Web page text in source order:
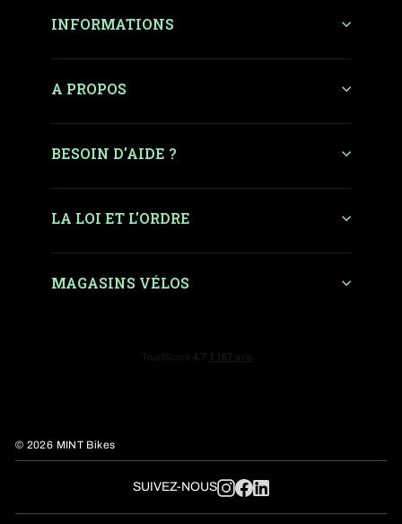
INFORMATIONS
A PROPOS
BESOIN D'AIDE ?
LA LOI ET L'ORDRE
MAGASINS VÉLOS
© 2026 MINT Bikes
SUIVEZ-NOUS Instagram
Facebook